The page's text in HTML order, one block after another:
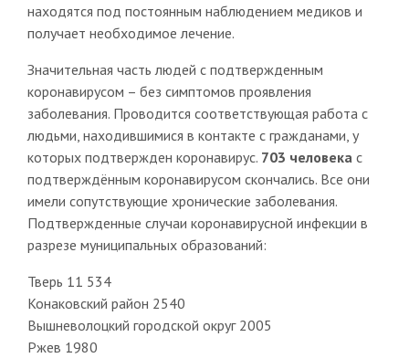
находятся под постоянным наблюдением медиков и
получает необходимое лечение.
Значительная часть людей с подтвержденным
коронавирусом – без симптомов проявления
заболевания. Проводится соответствующая работа с
людьми, находившимися в контакте с гражданами, у
которых подтвержден коронавирус. 703 человека с
подтверждённым коронавирусом скончались. Все они
имели сопутствующие хронические заболевания.
Подтвержденные случаи коронавирусной инфекции в
разрезе муниципальных образований:
Тверь 11 534
Конаковский район 2540
Вышневолоцкий городской округ 2005
Ржев 1980